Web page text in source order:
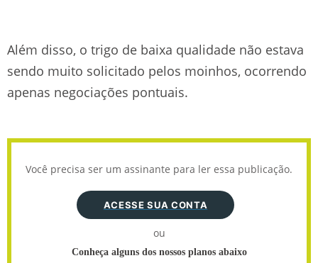
Além disso, o trigo de baixa qualidade não estava
sendo muito solicitado pelos moinhos, ocorrendo
apenas negociações pontuais.
Você precisa ser um assinante para ler essa publicação.
ACESSE SUA CONTA
ou
Conheça alguns dos nossos planos abaixo